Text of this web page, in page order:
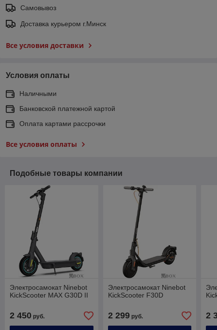
Самовывоз
Доставка курьером г.Минск
Все условия доставки
Условия оплаты
Наличными
Банковской платежной картой
Оплата картами рассрочки
Все условия оплаты
Подобные товары компании
Электросамокат Ninebot
KickScooter MAX G30D II
2 450 руб.
Электросамокат Ninebot
KickScooter F30D
2 299руб. 2